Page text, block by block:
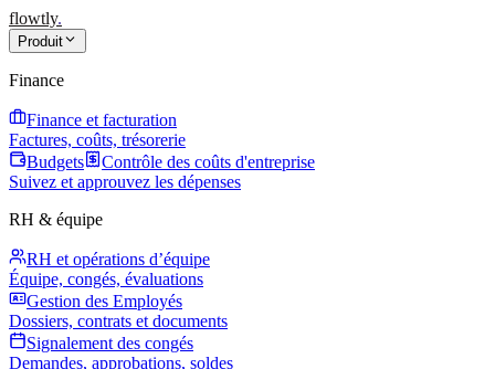
flowtly.
Produit
Finance
Finance et facturation
Factures, coûts, trésorerie
Budgets
Contrôle des coûts d'entreprise
Suivez et approuvez les dépenses
RH & équipe
RH et opérations d’équipe
Équipe, congés, évaluations
Gestion des Employés
Dossiers, contrats et documents
Signalement des congés
Demandes, approbations, soldes